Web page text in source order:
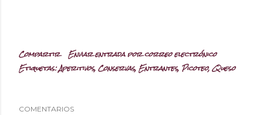
Compartir Enviar entrada por correo electrónico
Etiquetas:Aperitivos Conservas Entrantes Picoteo Queso
COMENTARIOS